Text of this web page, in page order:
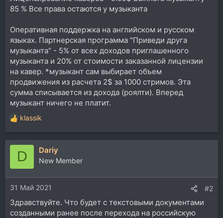
85 % Все права остаются у музыканта
Оперативная поддержка на английском и русском
языках. Партнерская программа "Приведи друга
музыканта" - 5% от всех доходов приглашенного
музыканта и 20% от стоимости заказанной лицензии
на кавер. *музыкант сам выбирает объем
продвижения из расчета 2$ за 1000 стримов. Эта
сумма списывается из дохода (роялти). Вперед
музыкант ничего не платит.
Р
е
а
и
и
:
klassik
D Dariy
New Member
31 Май 2021 #2
Здравствуйте. Что будет с текстовыми документами
созданными ранее после перехода на российскую